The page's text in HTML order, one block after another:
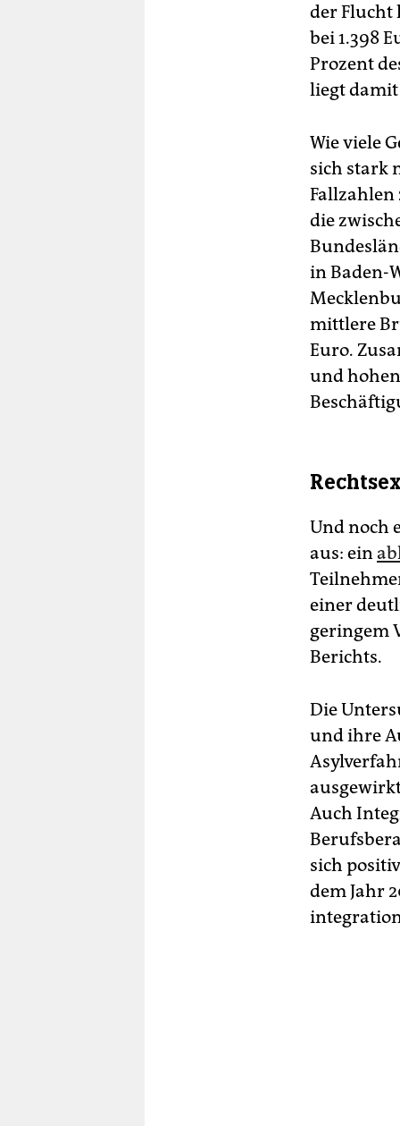
der Flucht
bei 1.398
Prozent
liegt
Wie viele
sich stark
Fallzahlen
die
in Baden-
mittlere
Euro.
und
Und noch
aus: ein
einer
geringem
Berichts.
Die
und ihre
Auch
sich
dem Jahr